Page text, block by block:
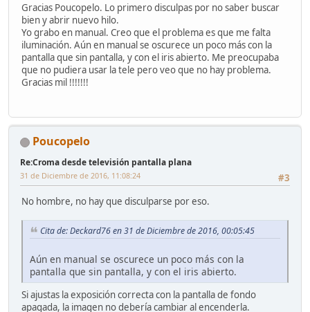
Gracias Poucopelo. Lo primero disculpas por no saber buscar
bien y abrir nuevo hilo.
Yo grabo en manual. Creo que el problema es que me falta
iluminación. Aún en manual se oscurece un poco más con la
pantalla que sin pantalla, y con el iris abierto. Me preocupaba
que no pudiera usar la tele pero veo que no hay problema.
Gracias mil !!!!!!!
Poucopelo
Re:Croma desde televisión pantalla plana
#3
31 de Diciembre de 2016, 11:08:24
No hombre, no hay que disculparse por eso.
Cita de: Deckard76 en 31 de Diciembre de 2016, 00:05:45
Aún en manual se oscurece un poco más con la
pantalla que sin pantalla, y con el iris abierto.
Si ajustas la exposición correcta con la pantalla de fondo
apagada, la imagen no debería cambiar al encenderla.